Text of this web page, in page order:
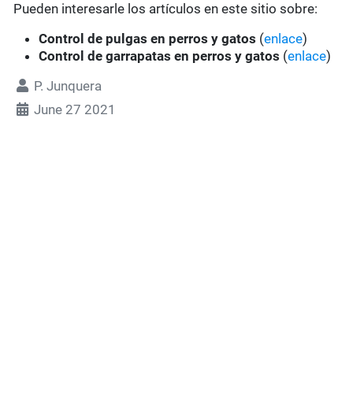
Pueden interesarle los artículos en este sitio sobre:
Control de pulgas en perros y gatos (enlace)
Control de garrapatas en perros y gatos (enlace)
P. Junquera
June 27 2021